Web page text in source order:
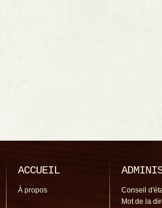
ACCUEIL
À propos
Conseil
Mot de la